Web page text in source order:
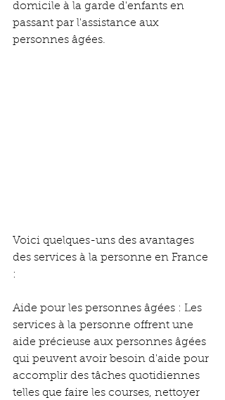
domicile à la garde d'enfants en
passant par l'assistance aux
personnes âgées.
Voici quelques-uns des avantages
des services à la personne en France
:
Aide pour les personnes âgées : Les
services à la personne offrent une
aide précieuse aux personnes âgées
qui peuvent avoir besoin d'aide pour
accomplir des tâches quotidiennes
telles que faire les courses, nettoyer